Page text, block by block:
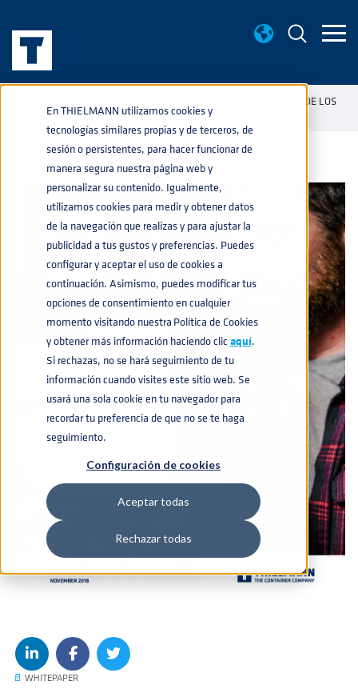
En THIELMANN utilizamos cookies y
tecnologías similares propias y de terceros, de
sesión o persistentes, para hacer funcionar de
manera segura nuestra página web y
personalizar su contenido. Igualmente,
utilizamos cookies para medir y obtener datos
de la navegación que realizas y para ajustar la
publicidad a tus gustos y preferencias. Puedes
configurar y aceptar el uso de cookies a
continuación. Asimismo, puedes modificar tus
opciones de consentimiento en cualquier
momento visitando nuestra Política de Cookies
y obtener más información haciendo clic aquí.
Si rechazas, no se hará seguimiento de tu
información cuando visites este sitio web. Se
usará una sola cookie en tu navegador para
recordar tu preferencia de que no se te haga
seguimiento.
Configuración de cookies
Aceptar todas
Rechazar todas
POR QUÉ EL MANTENIMIENTO DE LOS
BARRILES ES CLAVE PARA LAS CERVECERAS
📄 WHITEPAPER